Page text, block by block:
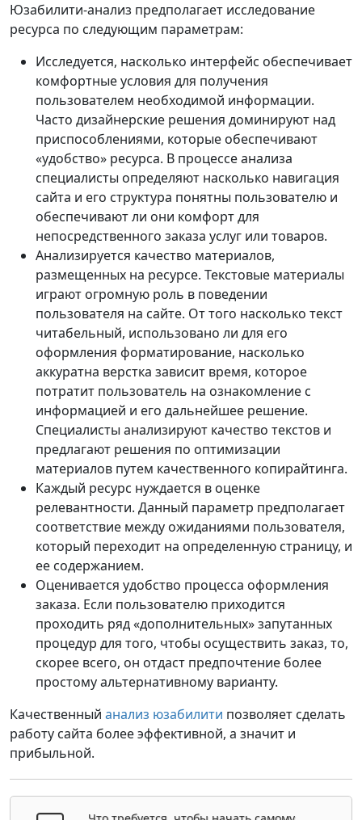
Юзабилити-анализ предполагает исследование
ресурса по следующим параметрам:
Исследуется, насколько интерфейс обеспечивает
комфортные условия для получения
пользователем необходимой информации.
Часто дизайнерские решения доминируют над
приспособлениями, которые обеспечивают
«удобство» ресурса. В процессе анализа
специалисты определяют насколько навигация
сайта и его структура понятны пользователю и
обеспечивают ли они комфорт для
непосредственного заказа услуг или товаров.
Анализируется качество материалов,
размещенных на ресурсе. Текстовые материалы
играют огромную роль в поведении
пользователя на сайте. От того насколько текст
читабельный, использовано ли для его
оформления форматирование, насколько
аккуратна верстка зависит время, которое
потратит пользователь на ознакомление с
информацией и его дальнейшее решение.
Специалисты анализируют качество текстов и
предлагают решения по оптимизации
материалов путем качественного копирайтинга.
Каждый ресурс нуждается в оценке
релевантности. Данный параметр предполагает
соответствие между ожиданиями пользователя,
который переходит на определенную страницу, и
ее содержанием.
Оценивается удобство процесса оформления
заказа. Если пользователю приходится
проходить ряд «дополнительных» запутанных
процедур для того, чтобы осуществить заказ, то,
скорее всего, он отдаст предпочтение более
простому альтернативному варианту.
Качественный анализ юзабилити позволяет сделать
работу сайта более эффективной, а значит и
прибыльной.